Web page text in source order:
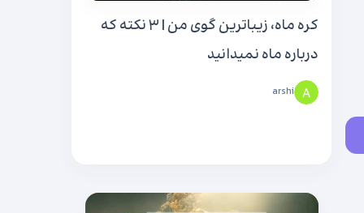
کره ماه، زیباترین گوی من | ۳ نکته که
درباره ماه نمیدانید
arshi